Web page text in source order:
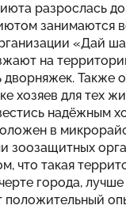
разрослась
занимаются
«Дай
на
Также
хозяев для тех
надёжным
в
зоозащитных
что такая
города,
положительный